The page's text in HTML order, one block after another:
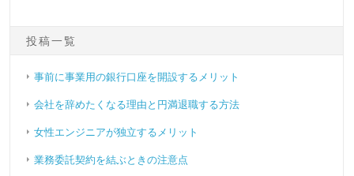
投稿一覧
事前に事業用の銀行口座を開設するメリット
会社を辞めたくなる理由と円満退職する方法
女性エンジニアが独立するメリット
業務委託契約を結ぶときの注意点